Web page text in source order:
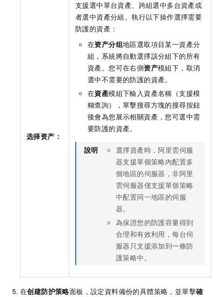
选择资产：
支援選中單台資產、跨組選中多台資產或
者選中資產分組。執行以下操作選擇需要
防護的資產：
在资产分组地區選取項目某一資產分
組，系統將自動選擇該分組下的所有
資產。您可在右側资产模組下，取消
選中不需要的防護的資產。
在資產模組下輸入資產名稱（支援模
糊查詢），單擊搜尋方塊的搜尋按鈕
後會為您展示相關資產，您可選中需
要防護的資產。
說明
選擇資產時，阿里雲伺服
器支援單個策略內配置多
個地區的伺服器，非阿里
雲伺服器僅支援單個策略
中配置同一地區的伺服
器。
為保證您的防護容量得到
合理和有效利用，每台伺
服器只支援添加到一條防
護策略中。
在创建防护策略面板，設定資料備份的具體策略，並單擊確